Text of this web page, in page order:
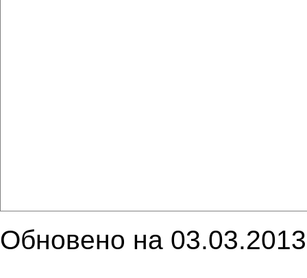
Обновено на 03.03.2013